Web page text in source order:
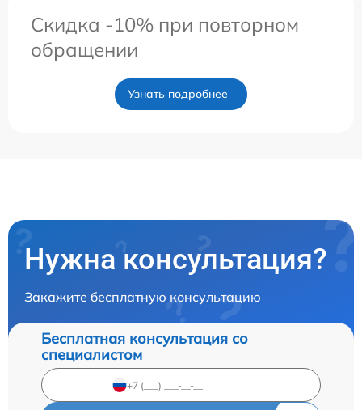
Скидка -10% при повторном
обращении
Узнать подробнее
Нужна консультация?
Закажите бесплатную консультацию
Бесплатная консультация со
специалистом